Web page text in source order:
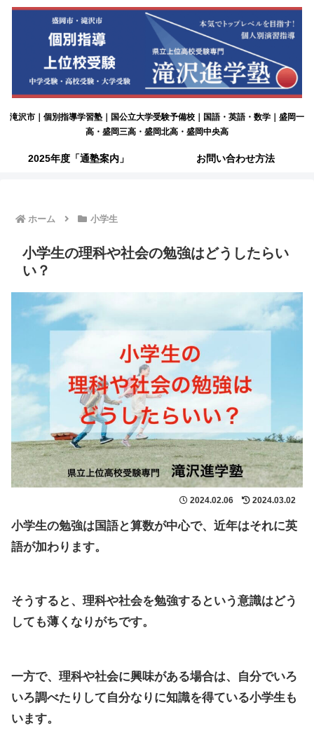
滝沢市｜個別指導学習塾｜国公立大学受験予備校｜国語・英語・数学｜盛岡一
高・盛岡三高・盛岡北高・盛岡中央高
2025年度「通塾案内」 お問い合わせ方法
ホーム 小学生
小学生の理科や社会の勉強はどうしたらい
い？
2024.02.06 2024.03.02
小学生の勉強は国語と算数が中心で、近年はそれに英
語が加わります。
そうすると、理科や社会を勉強するという意識はどう
しても薄くなりがちです。
一方で、理科や社会に興味がある場合は、自分でいろ
いろ調べたりして自分なりに知識を得ている小学生も
います。